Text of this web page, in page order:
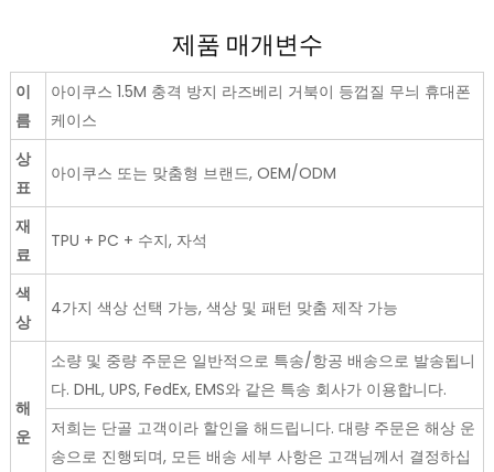
제품 매개변수
이
름
아이쿠스 1.5M 충격 방지 라즈베리 거북이 등껍질 무늬 휴대폰
케이스
상
표
아이쿠스 또는 맞춤형 브랜드, OEM/ODM
재
료
TPU + PC + 수지, 자석
색
상
4가지 색상 선택 가능, 색상 및 패턴 맞춤 제작 가능
해
운
소량 및 중량 주문은 일반적으로 특송/항공 배송으로 발송됩니
다. DHL, UPS, FedEx, EMS와 같은 특송 회사가 이용합니다.
저희는 단골 고객이라 할인을 해드립니다. 대량 주문은 해상 운
송으로 진행되며, 모든 배송 세부 사항은 고객님께서 결정하십